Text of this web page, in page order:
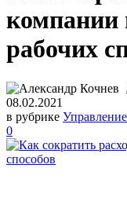
компании
рабочих
08.02.2021
в рубрике
0